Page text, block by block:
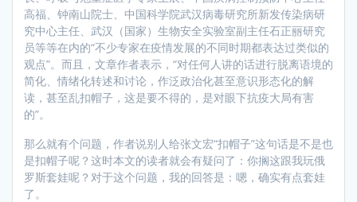
高福、钟南山院士、中国科学院武汉病毒研究所新发传染病研
究中心主任、武汉（国家）生物安全实验室副主任石正丽研究
员等等在内的“不少专家在疫情发展的不同时期都表达过类似的
观点”。而且，文章作者表示，“对任何人讲的话进行脱离语境的
简化、情绪化转述和讨论，作泛政治化甚至意识形态化的解
读，甚至乱扣帽子，这是要不得的，是对眼下抗疫大局有害
的”。
那么就有个问题，作者说别人给张文宏“扣帽子”这句话是不是也
是扣帽子呢？这时本文的读者就会有疑问了：你搁这跟我玩俄
罗斯套娃呢？对于这个问题，我的回答是：嗯，确实有点套娃
了。